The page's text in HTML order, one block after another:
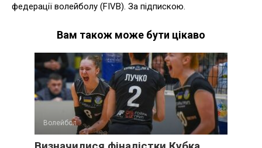
федерації волейболу (FIVB). За підпискою.
Вам також може бути цікаво
Волейбол